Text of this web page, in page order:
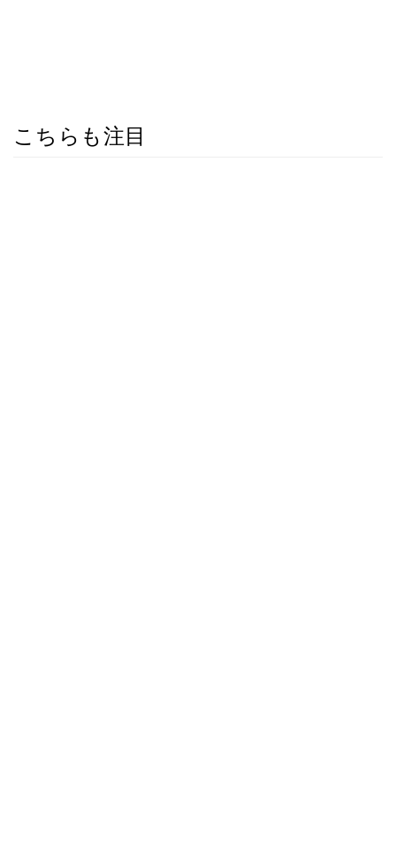
こちらも注目